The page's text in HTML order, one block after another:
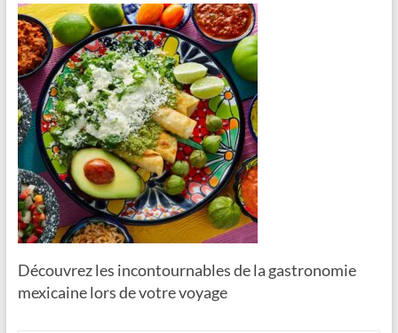
Découvrez les incontournables de la gastronomie
mexicaine lors de votre voyage